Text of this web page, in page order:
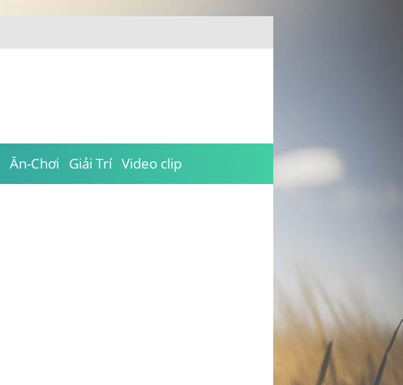
Ăn-Chơi Giải Trí Video clip